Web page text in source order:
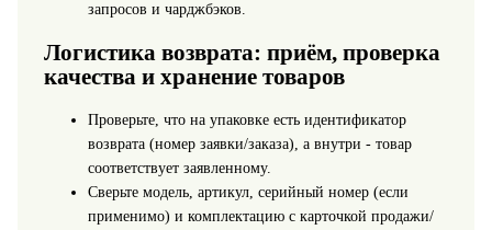
запросов и чарджбэков.
Логистика возврата: приём, проверка
качества и хранение товаров
Проверьте, что на упаковке есть идентификатор
возврата (номер заявки/заказа), а внутри - товар
соответствует заявленному.
Сверьте модель, артикул, серийный номер (если
применимо) и комплектацию с карточкой продажи/